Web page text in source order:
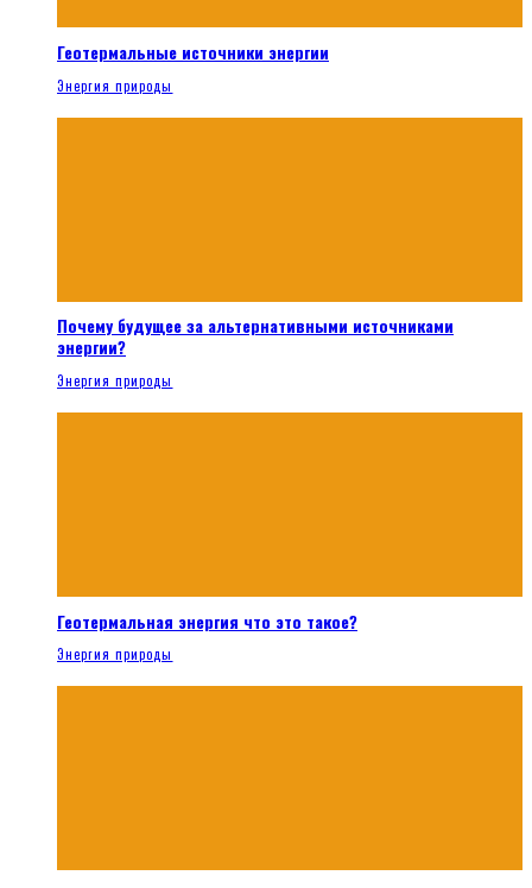
Геотермальные источники энергии
Энергия природы
Почему будущее за альтернативными источниками
энергии?
Энергия природы
Геотермальная энергия что это такое?
Энергия природы